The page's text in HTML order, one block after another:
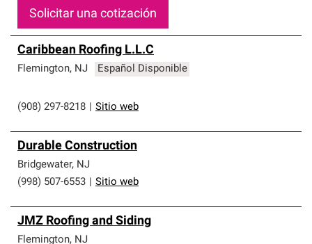
Solicitar una cotización
Caribbean Roofing L.L.C
Flemington, NJ Español Disponible
(908) 297-8218 Sitio web
Durable Construction
Bridgewater, NJ
(998) 507-6553
Sitio web
JMZ Roofing and Siding
Flemington, NJ